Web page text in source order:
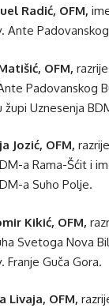
Radić, OFM,
Ante
OFM,
Padovanskog
župi Uznesenja
Jozić, OFM,
a Rama-Šćit i
a Suho Polje.
Kikić, OFM,
Svetoga Nova
Franje Guča Gora.
Livaja, OFM,